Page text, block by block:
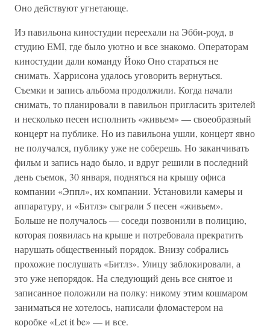
Оно действуют угнетающе.
Из павильона киностудии переехали на Эбби-роуд, в
студию EMI, где было уютно и все знакомо. Операторам
киностудии дали команду Йоко Оно стараться не
снимать. Харрисона удалось уговорить вернуться.
Съемки и запись альбома продолжили. Когда начали
снимать, то планировали в павильон пригласить зрителей
и несколько песен исполнить «живьем» — своеобразный
концерт на публике. Но из павильона ушли, концерт явно
не получался, публику уже не соберешь. Но заканчивать
фильм и запись надо было, и вдруг решили в последний
день съемок, 30 января, подняться на крышу офиса
компании «Эппл», их компании. Установили камеры и
аппаратуру, и «Битлз» сыграли 5 песен «живьем».
Больше не получалось — соседи позвонили в полицию,
которая появилась на крыше и потребовала прекратить
нарушать общественный порядок. Внизу собрались
прохожие послушать «Битлз». Улицу заблокировали, а
это уже непорядок. На следующий день все снятое и
записанное положили на полку: никому этим кошмаром
заниматься не хотелось, написали фломастером на
коробке «Let it be» — и все.